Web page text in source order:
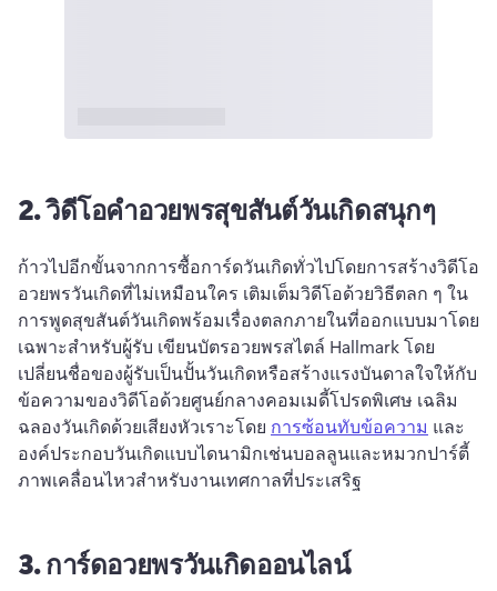
2.วิดีโอคำอวยพรสุขสันต์วันเกิดสนุกๆ
ก้าวไปอีกขั้นจากการซื้อการ์ดวันเกิดทั่วไปโดยการสร้างวิดีโอ
อวยพรวันเกิดที่ไม่เหมือนใคร เติมเต็มวิดีโอด้วยวิธีตลก ๆ ใน
การพูดสุขสันต์วันเกิดพร้อมเรื่องตลกภายในที่ออกแบบมาโดย
เฉพาะสําหรับผู้รับ เขียนบัตรอวยพรสไตล์ Hallmark โดย
เปลี่ยนชื่อของผู้รับเป็นปั้นวันเกิดหรือสร้างแรงบันดาลใจให้กับ
ข้อความของวิดีโอด้วยศูนย์กลางคอมเมดี้โปรดพิเศษ เฉลิม
ฉลองวันเกิดด้วยเสียงหัวเราะโดย การซ้อนทับข้อความ และ
องค์ประกอบวันเกิดแบบไดนามิกเช่นบอลลูนและหมวกปาร์ตี้
ภาพเคลื่อนไหวสําหรับงานเทศกาลที่ประเสริฐ
3.การ์ดอวยพรวันเกิดออนไลน์